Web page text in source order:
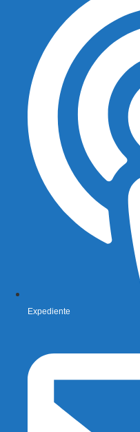
Expediente